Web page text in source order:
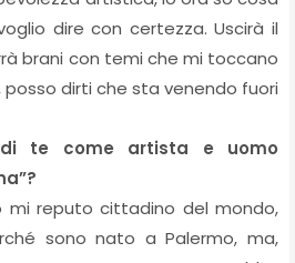
dire con certezza. Uscirà il
brani con temi che mi toccano
dirti che sta venendo fuori
te come artista e uomo
mi reputo cittadino del mondo,
sono nato a Palermo, ma,